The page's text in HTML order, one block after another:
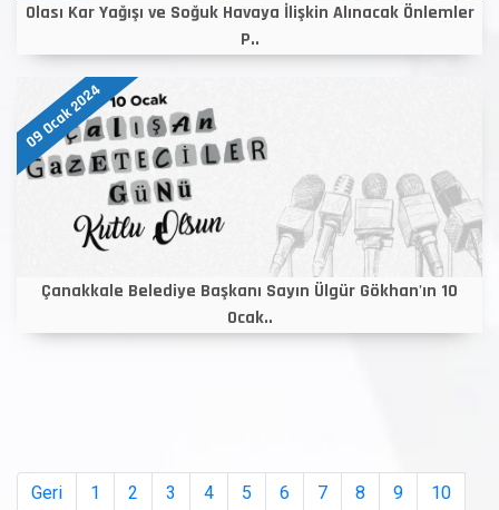
Olası Kar Yağışı ve Soğuk Havaya İlişkin Alınacak Önlemler
P..
09 Ocak 2024
Çanakkale Belediye Başkanı Sayın Ülgür Gökhan'ın 10
Ocak..
Geri 1 2 3 4 5 6 7 8 9
10